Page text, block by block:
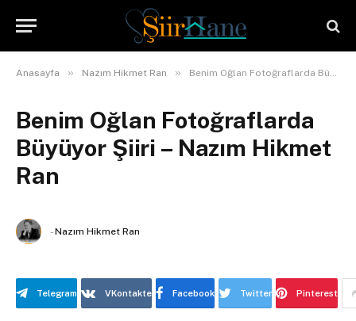
Anasayfa » Nazım Hikmet Ran » Benim Oğlan Fotoğraflarda Büyüyor Şiiri – Nazım Hikmet Ran
Benim Oğlan Fotoğraflarda
Büyüyor Şiiri – Nazım Hikmet
Ran
-Nazım Hikmet Ran
Telegram VKontakte Facebook Twitter Pinterest